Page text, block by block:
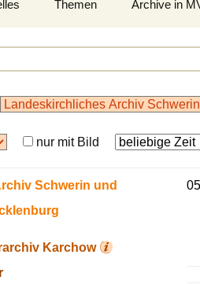
Themen Archive in
nur mit Bild
Schwerin und
Karchow